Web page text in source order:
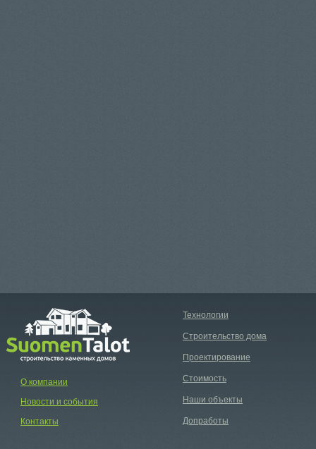
О компании
Новости и события
Контакты
Технологии
Строительство дома
Проектирование
Стоимость
Наши объекты
Допработы